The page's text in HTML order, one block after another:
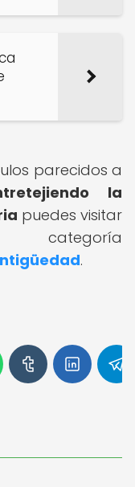
parecidos a
la
puedes visitar
.